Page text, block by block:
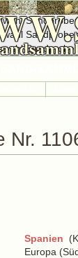
Nr.
Spanien
Europa